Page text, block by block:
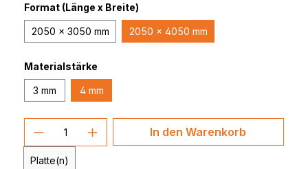
Format (Länge x Breite)
2050 x 3050 mm 2050 x 4050 mm
Materialstärke
3 mm 4 mm
Produkt Anzahl: Gib den
Platte(n)
In den Warenkorb